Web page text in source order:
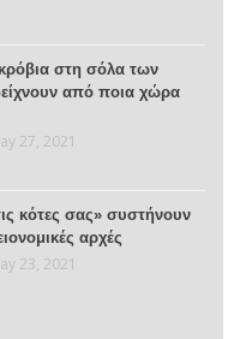
στη σόλα των
από ποια χώρα
27, 2021
κότες σας» συστήνουν
αρχές
23, 2021